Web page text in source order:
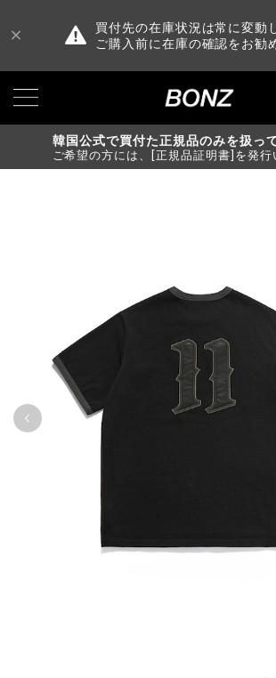
買付先の在庫状況は常に変動
ご購入前に在庫の確認をお勧
韓国公式で買付た正規品のみを扱っ
ご希望の方には、[正規品証明書]を発行